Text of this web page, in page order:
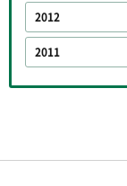
2012
2011